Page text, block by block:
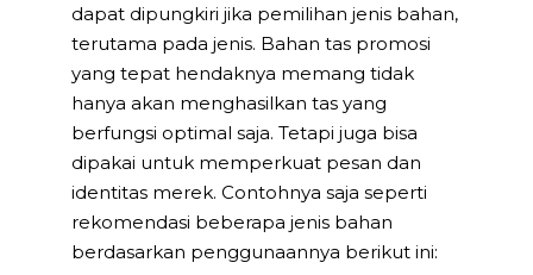
dapat dipungkiri jika pemilihan jenis bahan,
terutama pada jenis. Bahan tas promosi
yang tepat hendaknya memang tidak
hanya akan menghasilkan tas yang
berfungsi optimal saja. Tetapi juga bisa
dipakai untuk memperkuat pesan dan
identitas merek. Contohnya saja seperti
rekomendasi beberapa jenis bahan
berdasarkan penggunaannya berikut ini: